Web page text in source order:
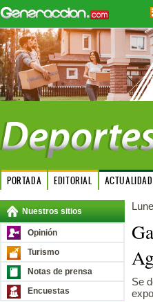
PORTADA EDITORIAL ACTUALIDAD
Nuestros sitios
Opinión
Turismo
Notas de prensa
Encuestas
Se